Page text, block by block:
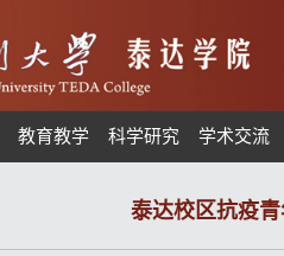
教育教学 科学研究 学术交流
泰达校区抗疫